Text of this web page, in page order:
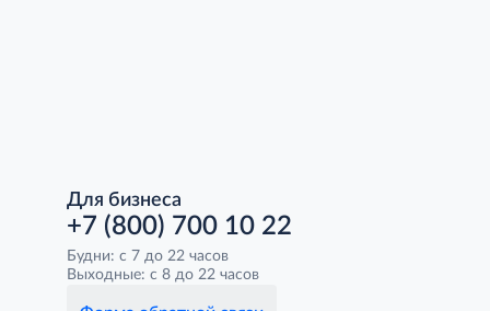
Для бизнеса
+7 (800) 700 10 22
Будни: с 7 до 22 часов
Выходные: с 8 до 22 часов